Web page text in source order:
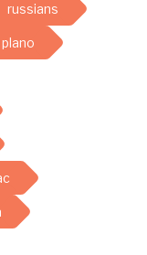
russians